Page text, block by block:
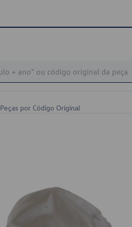
Peças por Código Original